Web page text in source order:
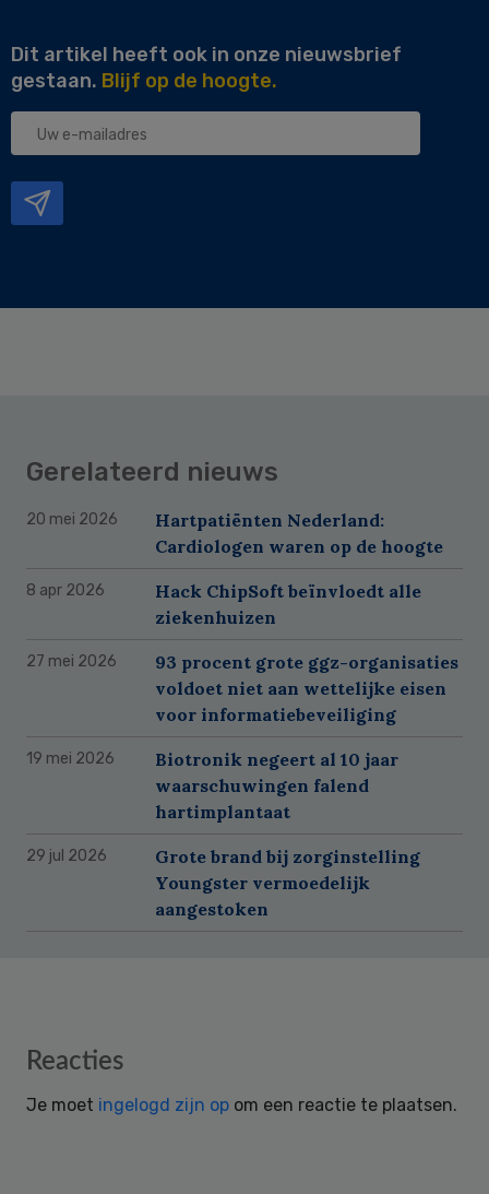
Dit artikel heeft ook in onze nieuwsbrief
gestaan. Blijf op de hoogte.
Uw
Gerelateerd nieuws
20 mei 2026
Hartpatiënten Nederland:
Cardiologen waren op de hoogte
8 apr 2026
Hack ChipSoft beïnvloedt alle
ziekenhuizen
27 mei 2026
93 procent grote ggz-organisaties
voldoet niet aan wettelijke eisen
voor informatiebeveiliging
19 mei 2026
Biotronik negeert al 10 jaar
waarschuwingen falend
hartimplantaat
29 jul 2026
Grote brand bij zorginstelling
Youngster vermoedelijk
aangestoken
Reader
Reacties
Je moet ingelogd zijn op om een reactie te plaatsen.